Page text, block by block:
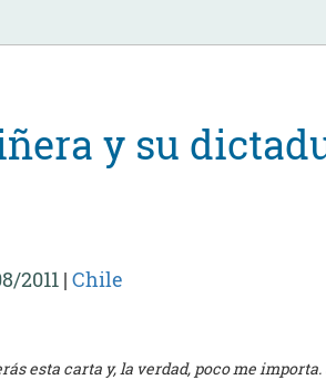
y su
2011 | Chile
esta carta y, la verdad, poco me